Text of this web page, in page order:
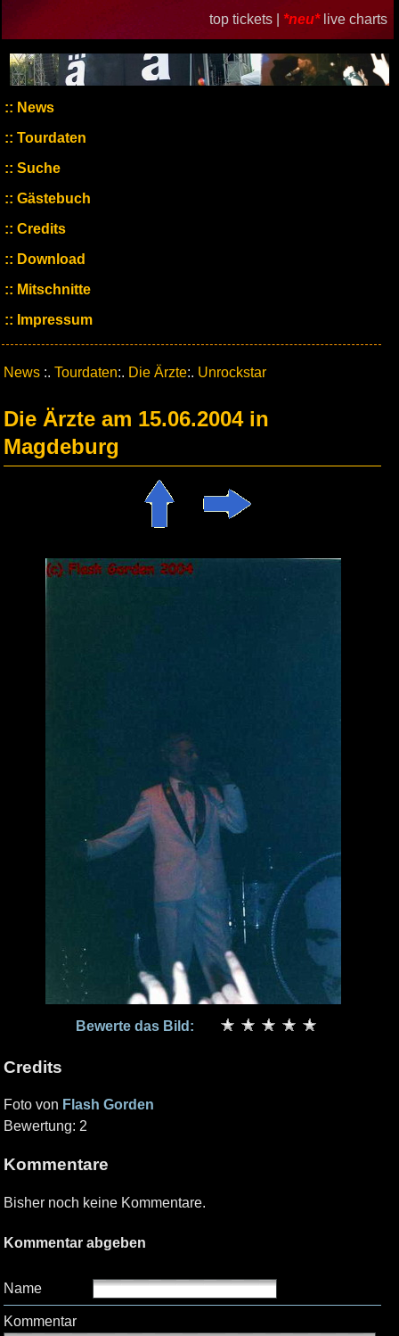
top tickets | *neu* live charts
News
Tourdaten
Suche
Gästebuch
Credits
Download
Mitschnitte
Impressum
News :. Tourdaten:. Die Ärzte:. Unrockstar
Die Ärzte am 15.06.2004 in
Magdeburg
Bewerte das Bild:
Credits
Foto von Flash Gorden
Bewertung: 2
Kommentare
Bisher noch keine Kommentare.
Kommentar abgeben
Name
Kommentar